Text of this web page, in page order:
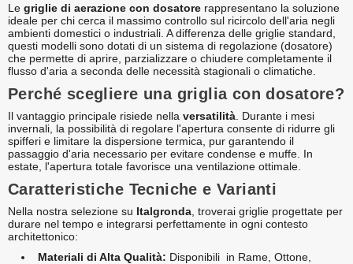
Le griglie di aerazione con dosatore rappresentano la soluzione
ideale per chi cerca il massimo controllo sul ricircolo dell'aria negli
ambienti domestici o industriali. A differenza delle griglie standard,
questi modelli sono dotati di un sistema di regolazione (dosatore)
che permette di aprire, parzializzare o chiudere completamente il
flusso d'aria a seconda delle necessità stagionali o climatiche.
Perché scegliere una griglia con dosatore?
Il vantaggio principale risiede nella versatilità . Durante i mesi
invernali, la possibilità di regolare l'apertura consente di ridurre gli
spifferi e limitare la dispersione termica, pur garantendo il
passaggio d'aria necessario per evitare condense e muffe. In
estate, l'apertura totale favorisce una ventilazione ottimale.
Caratteristiche Tecniche e Varianti
Nella nostra selezione su Italgronda , troverai griglie progettate per
durare nel tempo e integrarsi perfettamente in ogni contesto
architettonico:
Materiali di Alta Qualità: Disponibili in Rame, Ottone,